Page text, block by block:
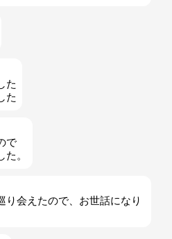
た
た
で
。
り会えたので、お世話になり